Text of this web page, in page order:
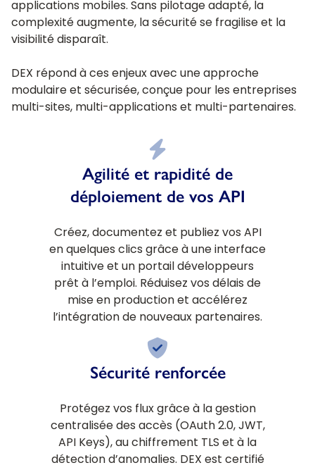
applications mobiles. Sans pilotage adapté, la
complexité augmente, la sécurité se fragilise et la
visibilité disparaît.
DEX répond à ces enjeux avec une approche
modulaire et sécurisée, conçue pour les entreprises
multi-sites, multi-applications et multi-partenaires.
Agilité et rapidité de
déploiement de vos API
Créez, documentez et publiez vos API
en quelques clics grâce à une interface
intuitive et un portail développeurs
prêt à l’emploi. Réduisez vos délais de
mise en production et accélérez
l’intégration de nouveaux partenaires.
Sécurité renforcée
Protégez vos flux grâce à la gestion
centralisée des accès (OAuth 2.0, JWT,
API Keys), au chiffrement TLS et à la
détection d’anomalies. DEX est certifié